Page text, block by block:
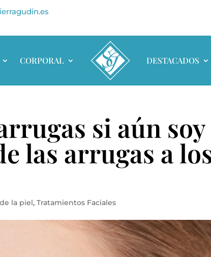
CORPORAL DESTACADOS
si aún soy
las arrugas a
la piel,Tratamientos Faciales